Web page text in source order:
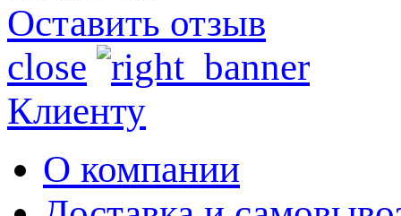
Оставить отзыв
close
Клиенту
О компании